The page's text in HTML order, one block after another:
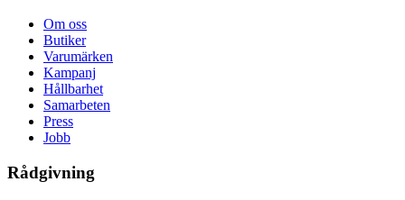
Om oss
Butiker
Varumärken
Kampanj
Hållbarhet
Samarbeten
Press
Jobb
Rådgivning